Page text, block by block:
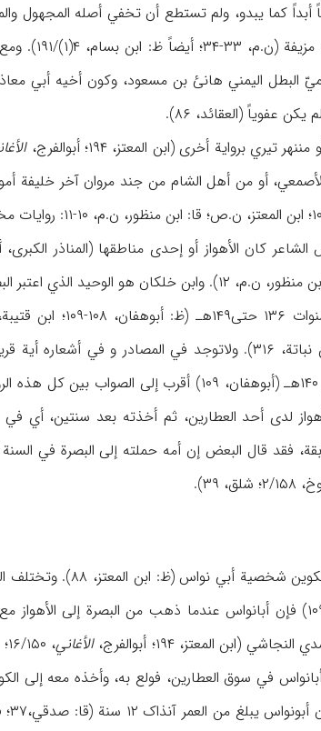
کما یبدو، ولم تستطع أن تخفي أصله المجهول
له، اعتبر في
البطل الیمني هانئ بن مسعود، وکون أخیه أبي
عفویاً (العقائد، ۸۶).
بروایة أخری (ابن المعتز، ۱۹۴؛ أبوالفرج،
الأصمعي، أو من أهل الشام من جند مروان آخر
کان الأهواز أو إحدی مناطقها (المناذر الکبری،
قتیبة،
الأنباري، ۵۱؛ ابن منظور، أخبار، ط بیروت، ۱۱؛ ابن نباتة، ۳۱۶).
لدی أحد العطارین، ثم أخذته بعد سنتین،
فقد قال البعض إن أمه حملته إلی البصرة في
کان والبة من جملة من کان
فاستناداً إلی إحدی الروایات (ظ: أبوهفان، ۱۰۸-۱۰۹) فإن أبانواس عندما
(ابن المعتز، ۱۹۴؛ أبوالفرج،
الأغاني